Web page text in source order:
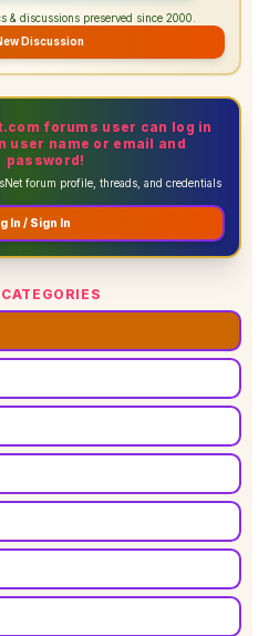
& discussions preserved since 2000.
Discussion
forums user can log in
user name or email and
password!
forum profile, threads, and credentials
In / Sign In